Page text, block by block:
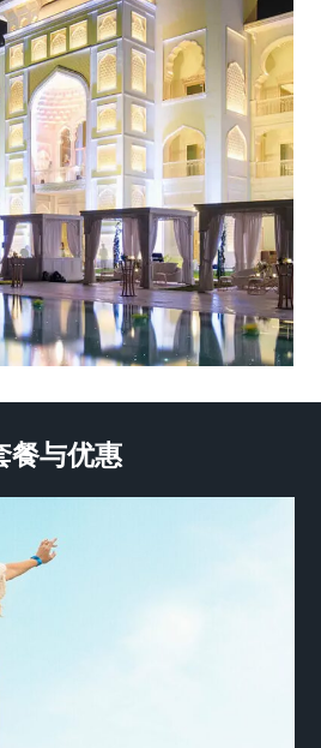
餐与优惠
心设计的静心之旅，舒缓感
在餐厅享用早餐，随后前往水
老巴厘岛按摩。您还可尽情享
滩和健身房——一站式尽享 ...